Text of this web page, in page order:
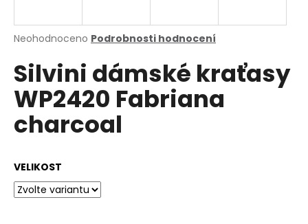
Průměrné
produktu
je
0,0
z
5
hvězdiček.
Neohodnoceno Podrobnosti hodnocení
Silvini dámské kraťasy
WP2420 Fabriana
charcoal
VELIKOST
j
t
?